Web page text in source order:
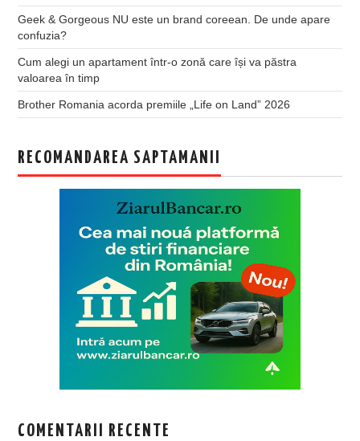
Geek & Gorgeous NU este un brand coreean. De unde apare
confuzia?
Cum alegi un apartament într-o zonă care își va păstra
valoarea în timp
Brother Romania acorda premiile „Life on Land” 2026
RECOMANDAREA SAPTAMANII
COMENTARII RECENTE